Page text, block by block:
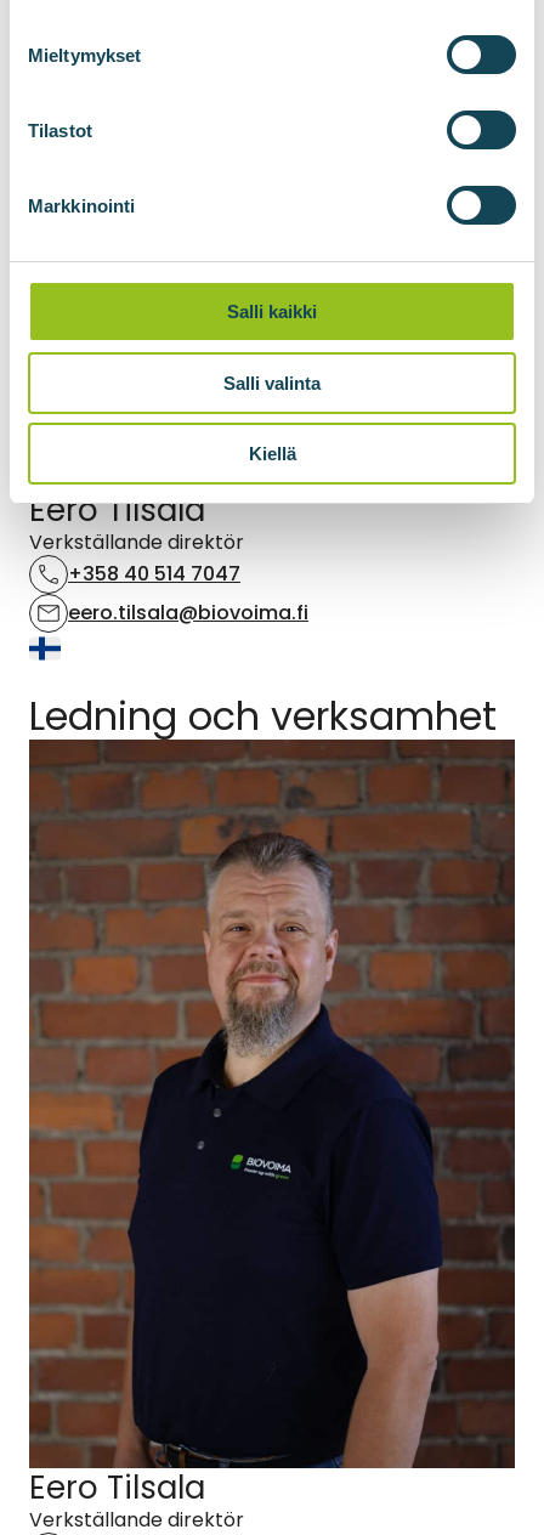
Mieltymykset
Tilastot
Markkinointi
Salli kaikki
Salli valinta
Kiellä
Eero Tilsala
Verkställande direktör
+358 40 514 7047
eero.tilsala@biovoima.fi
Ledning och verksamhet
Eero Tilsala
Verkställande direktör